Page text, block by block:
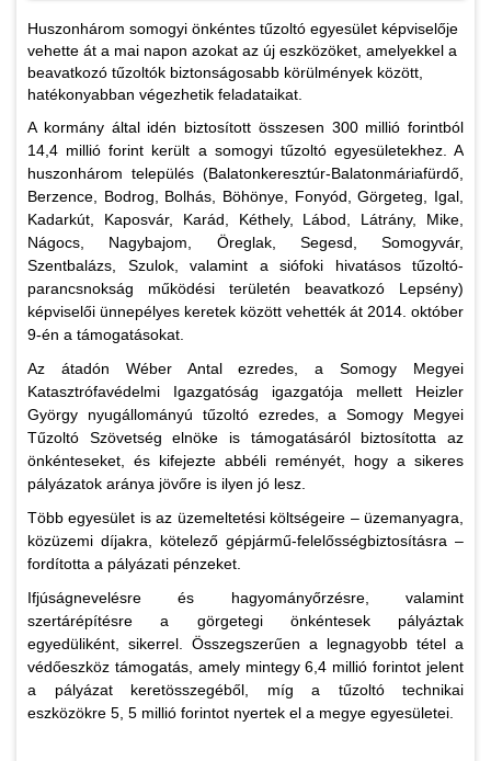
Huszonhárom somogyi önkéntes tűzoltó egyesület képviselője
vehette át a mai napon azokat az új eszközöket, amelyekkel a
beavatkozó tűzoltók biztonságosabb körülmények között,
hatékonyabban végezhetik feladataikat.
A kormány által idén biztosított összesen 300 millió forintból
14,4 millió forint került a somogyi tűzoltó egyesületekhez. A
huszonhárom település (Balatonkeresztúr-Balatonmáriafürdő,
Berzence, Bodrog, Bolhás, Böhönye, Fonyód, Görgeteg, Igal,
Kadarkút, Kaposvár, Karád, Kéthely, Lábod, Látrány, Mike,
Nágocs, Nagybajom, Öreglak, Segesd, Somogyvár,
Szentbalázs, Szulok, valamint a siófoki hivatásos tűzoltó-
parancsnokság működési területén beavatkozó Lepsény)
képviselői ünnepélyes keretek között vehették át 2014. október
9-én a támogatásokat.
Az átadón Wéber Antal ezredes, a Somogy Megyei
Katasztrófavédelmi Igazgatóság igazgatója mellett Heizler
György nyugállományú tűzoltó ezredes, a Somogy Megyei
Tűzoltó Szövetség elnöke is támogatásáról biztosította az
önkénteseket, és kifejezte abbéli reményét, hogy a sikeres
pályázatok aránya jövőre is ilyen jó lesz.
Több egyesület is az üzemeltetési költségeire – üzemanyagra,
közüzemi díjakra, kötelező gépjármű-felelősségbiztosításra –
fordította a pályázati pénzeket.
Ifjúságnevelésre és hagyományőrzésre, valamint
szertárépítésre a görgetegi önkéntesek pályáztak
egyedüliként, sikerrel. Összegszerűen a legnagyobb tétel a
védőeszköz támogatás, amely mintegy 6,4 millió forintot jelent
a pályázat keretösszegéből, míg a tűzoltó technikai
eszközökre 5, 5 millió forintot nyertek el a megye egyesületei.